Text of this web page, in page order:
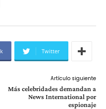
Twitter
Artículo siguiente
Más celebridades demandan a
News International por
espionaje